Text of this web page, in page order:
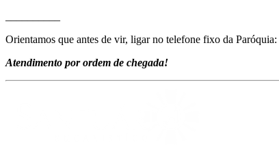
Orientamos que antes de vir, ligar no telefone fixo da Paróquia:
Atendimento por ordem de chegada!